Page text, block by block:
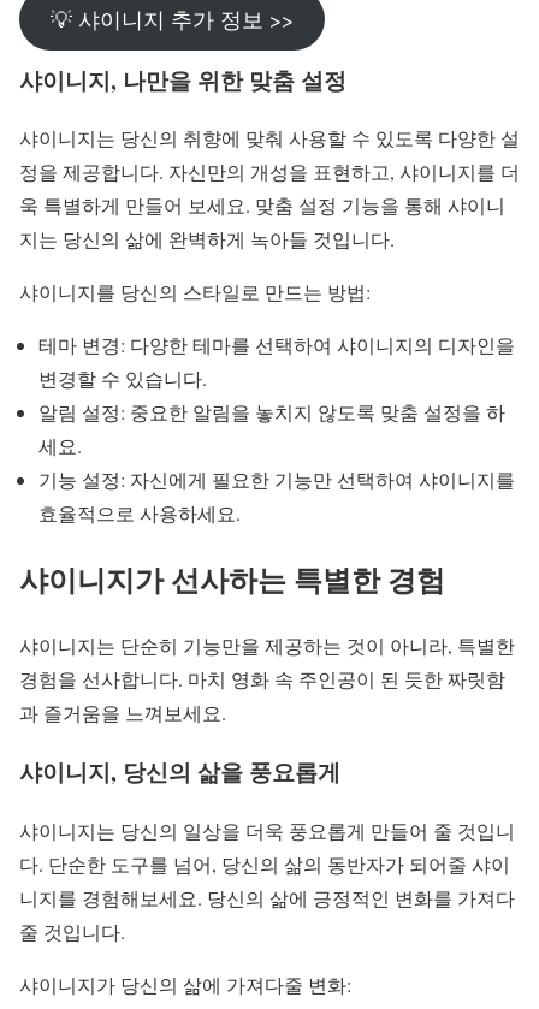
💡 샤이니지 추가 정보 >>
샤이니지, 나만을 위한 맞춤 설정
샤이니지는 당신의 취향에 맞춰 사용할 수 있도록 다양한 설
정을 제공합니다. 자신만의 개성을 표현하고, 샤이니지를 더
욱 특별하게 만들어 보세요. 맞춤 설정 기능을 통해 샤이니
지는 당신의 삶에 완벽하게 녹아들 것입니다.
샤이니지를 당신의 스타일로 만드는 방법:
테마 변경: 다양한 테마를 선택하여 샤이니지의 디자인을
변경할 수 있습니다.
알림 설정: 중요한 알림을 놓치지 않도록 맞춤 설정을 하
세요.
기능 설정: 자신에게 필요한 기능만 선택하여 샤이니지를
효율적으로 사용하세요.
샤이니지가 선사하는 특별한 경험
샤이니지는 단순히 기능만을 제공하는 것이 아니라, 특별한
경험을 선사합니다. 마치 영화 속 주인공이 된 듯한 짜릿함
과 즐거움을 느껴보세요.
샤이니지, 당신의 삶을 풍요롭게
샤이니지는 당신의 일상을 더욱 풍요롭게 만들어 줄 것입니
다. 단순한 도구를 넘어, 당신의 삶의 동반자가 되어줄 샤이
니지를 경험해보세요. 당신의 삶에 긍정적인 변화를 가져다
줄 것입니다.
샤이니지가 당신의 삶에 가져다줄 변화: